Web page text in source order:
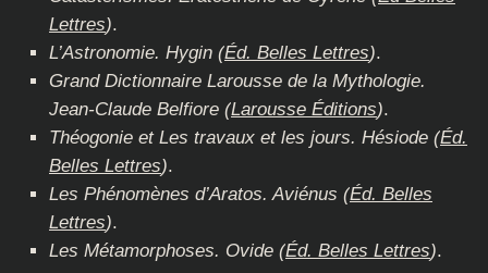
Lettres).
L’Astronomie. Hygin (Éd. Belles Lettres).
Grand Dictionnaire Larousse de la Mythologie.
Jean-Claude Belfiore (Larousse Éditions).
Théogonie et Les travaux et les jours. Hésiode (Éd.
Belles Lettres).
Les Phénomènes d’Aratos. Aviénus (Éd. Belles
Lettres).
Les Métamorphoses. Ovide (Éd. Belles Lettres).